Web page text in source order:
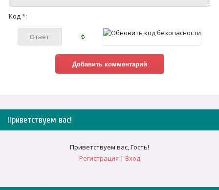
Код *:
Приветствуем вас!
Приветствуем вас,Гость!
Регистрация | Вход